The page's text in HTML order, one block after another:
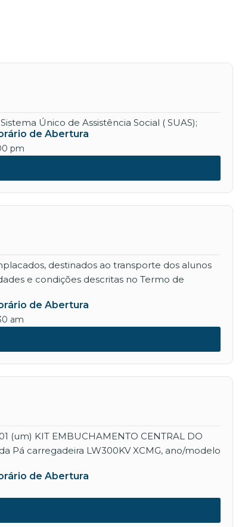
Único de Assistência Social ( SUAS);
de Abertura
pm
destinados ao transporte dos alunos
e condições descritas no Termo de
de Abertura
am
(um) KIT EMBUCHAMENTO CENTRAL DO
Pá carregadeira LW300KV XCMG, ano/modelo
de Abertura